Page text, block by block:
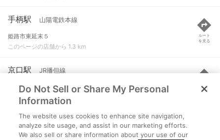
手柄駅 山陽電鉄本線
姫路市東延末５
このページの店舗から 1.3 km
ルート
を見る
京口駅 JR播但線
姫路市城東町
このページの店舗から 1.4 km
ルート
を見る
東姫路駅 JR神戸線(神戸～姫路)
姫路市市之郷字高田1046-26
Do Not Sell or Share My Personal
Information
The website uses cookies to enhance site navigation,
analyze site usage, and assist in our marketing efforts.
We also sell or share information about your use of our